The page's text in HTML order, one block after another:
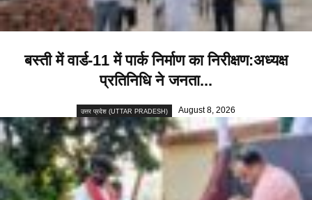
बस्ती में वार्ड-11 में पार्क निर्माण का निरीक्षण:अध्यक्ष
प्रतिनिधि ने जनता...
उत्तर प्रदेश (UTTAR PRADESH) August 8, 2026